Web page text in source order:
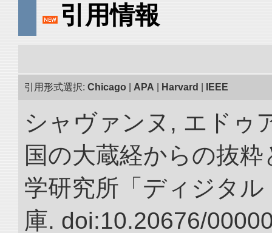
引用情報
引用形式選択: Chicago APA Harvard IEEE
シャヴァンヌ, エドゥ
国の大蔵経からの抜
学研究所「ディジタ
庫. doi:10.20676/